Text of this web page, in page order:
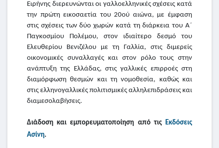
Ειρήνης διερευνώνται οι γαλλοελληνικές σχέσεις κατά
την πρώτη εικοσαετία του 20ού αιώνα, με έμφαση
στις σχέσεις των δύο χωρών κατά τη διάρκεια του Α΄
Παγκοσμίου Πολέμου, στον ιδιαίτερο δεσμό του
Ελευθερίου Βενιζέλου με τη Γαλλία, στις διμερείς
οικονομικές συναλλαγές και στον ρόλο τους στην
ανάπτυξη της Ελλάδας, στις γαλλικές επιρροές στη
διαμόρφωση θεσμών και τη νομοθεσία, καθώς και
στις ελληνογαλλικές πολιτισμικές αλληλεπιδράσεις και
διαμεσολαβήσεις.
Διάδοση και εμπορευματοποίηση από τις Εκδόσεις
Ασίνη.